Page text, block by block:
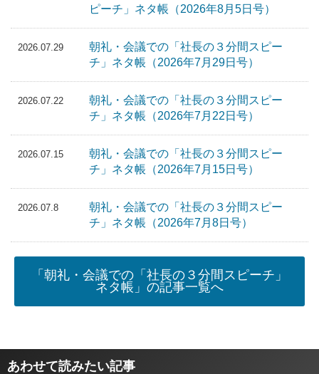
ピーチ」ネタ帳（2026年8月5日号）
2026.07.29
朝礼・会議での「社長の３分間スピー
チ」ネタ帳（2026年7月29日号）
2026.07.22
朝礼・会議での「社長の３分間スピー
チ」ネタ帳（2026年7月22日号）
2026.07.15
朝礼・会議での「社長の３分間スピー
チ」ネタ帳（2026年7月15日号）
2026.07.8
朝礼・会議での「社長の３分間スピー
チ」ネタ帳（2026年7月8日号）
「朝礼・会議での「社長の３分間スピーチ」
ネタ帳」の記事一覧へ
あわせて読みたい記事